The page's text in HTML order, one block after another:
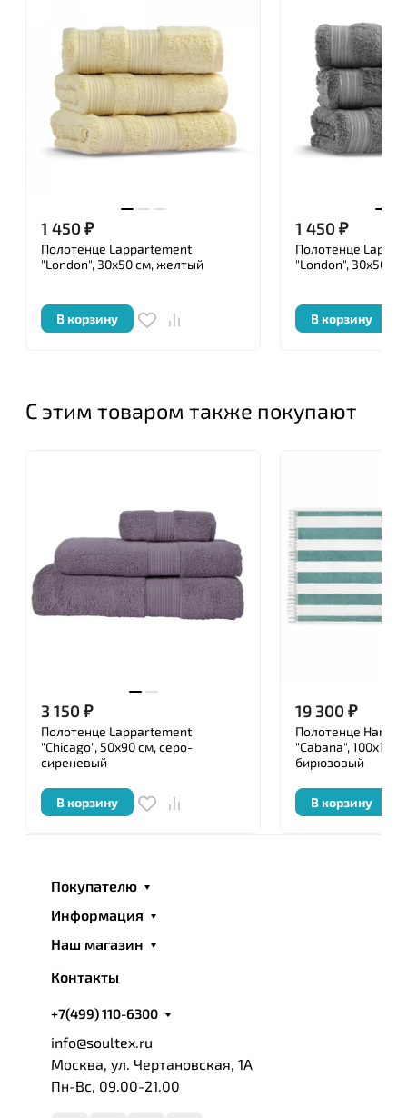
египетский хлопок считается самым
качественным и чистым хлопком на мировом
рынке.
С заботой об окружающей среде для изготовления
текстильных изделий Lappartement используют
нетоксичные материалы и органику. Безопасность
1 450₽
Полотенце Lappartement
"London", 30x50 см, желтый
В корзину
1 450₽
Полотенце
"London", 30x50
В корзину
С этим товаром также покупают
3 150₽
Полотенце Lappartement
"Chicago", 50x90 см, серо-
сиреневый
В корзину
19 300₽
Полотенце
"Cabana", 100x180
бирюзовый
В корзину
Покупателю
Информация
Наш магазин
Контакты
+7(499) 110-6300
info@soultex.ru
Москва, ул. Чертановская, 1А
Пн-Вс, 09.00-21.00